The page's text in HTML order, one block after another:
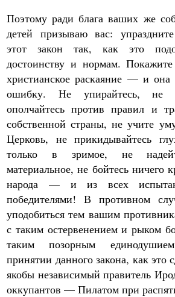
Поэтому ради блага ваших же
детей призываю вас:
этот закон так, как это
достоинству и нормам. Покажите
христианское раскаяние — и
ошибку. Не упирайтесь, не
ополчайтесь против правил и
собственной страны, не учите
Церковь, не прикидывайтесь
только в зримое, не
материальное, не бойтесь ничего
народа — и из всех
победителями! В противном
уподобиться тем вашим
с таким остервенением и рыком
таким позорным
принятии данного закона, как это
якобы независимый правитель
оккупантов — Пилатом при